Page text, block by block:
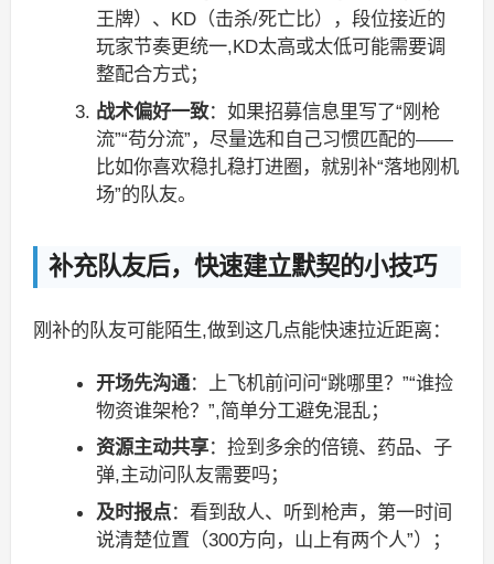
王牌）、KD（击杀/死亡比），段位接近的
玩家节奏更统一,KD太高或太低可能需要调
整配合方式；
战术偏好一致：如果招募信息里写了“刚枪
流”“苟分流”，尽量选和自己习惯匹配的——
比如你喜欢稳扎稳打进圈，就别补“落地刚机
场”的队友。
补充队友后，快速建立默契的小技巧
刚补的队友可能陌生,做到这几点能快速拉近距离：
开场先沟通：上飞机前问问“跳哪里？”“谁捡
物资谁架枪？”,简单分工避免混乱；
资源主动共享：捡到多余的倍镜、药品、子
弹,主动问队友需要吗；
及时报点：看到敌人、听到枪声，第一时间
说清楚位置（300方向，山上有两个人”）；